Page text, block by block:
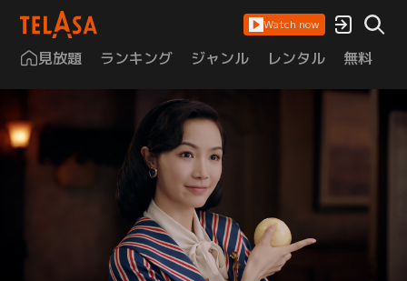
Watch now
見放題 ランキング ジャンル レンタル 無料